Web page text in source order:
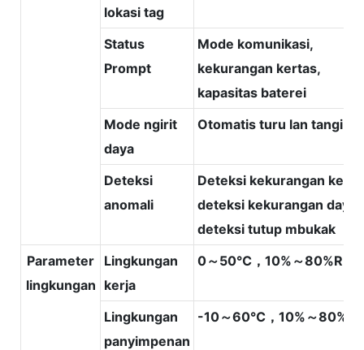
lokasi tag
Status
Prompt
Mode komunikasi,
kekurangan kertas,
kapasitas baterei
Mode ngirit
daya
Otomatis turu lan tangi
Deteksi
anomali
Deteksi kekurangan
deteksi kekurangan daya,
deteksi tutup mbukak
Parameter
lingkungan
Lingkungan
kerja
0～50℃，10%～80%RH
Lingkungan
panyimpenan
-10～60℃，10%～